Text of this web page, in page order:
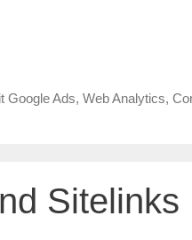
Ads, Web Analytics,
Sitelinks